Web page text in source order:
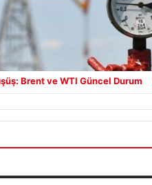
Brent ve WTI Güncel Durum